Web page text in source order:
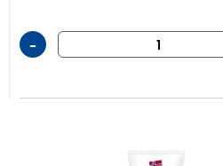
-